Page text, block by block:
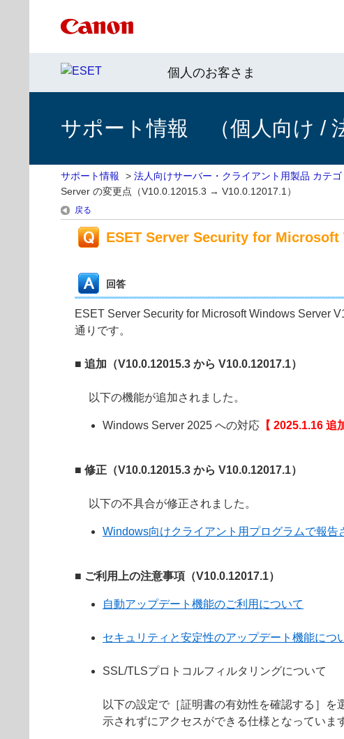
個人のお客さま
サポート情報 （個人向け /
サポート情報 > 法人向けサーバー・クライアント用製品 カテ
Server の変更点（V10.0.12015.3 → V10.0.12017.1）
戻る
ESET Server Security for Microsoft
回答
ESET Server Security for Microsoft Windows Server
通りです。
■ 追加（V10.0.12015.3 から V10.0.12017.1）
以下の機能が追加されました。
Windows Server 2025 への対応 【 2025.1.16 追
■ 修正（V10.0.12015.3 から V10.0.12017.1）
以下の不具合が修正されました。
Windows向けクライアント用プログラムで報告
■ ご利用上の注意事項（V10.0.12017.1）
自動アップデート機能のご利用について
セキュリティと安定性のアップデート機能につ
SSL/TLSプロトコルフィルタリングについて
以下の設定で［証明書の有効性を確認する］
示されずにアクセスができる仕様となっていま